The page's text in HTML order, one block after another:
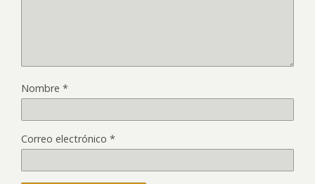
Nombre *
Correo electrónico *